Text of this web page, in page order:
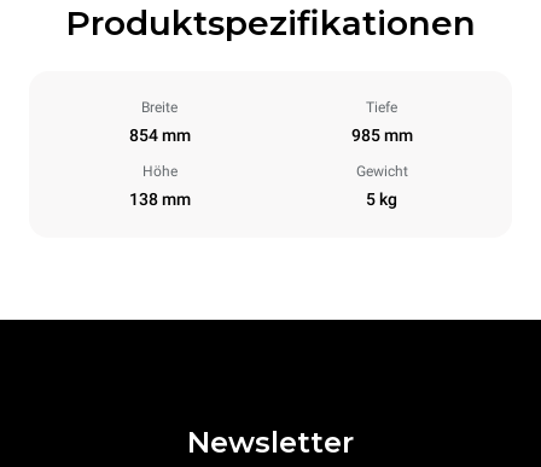
Produktspezifikationen
Breite
854 mm
Tiefe
985 mm
Höhe
138 mm
Gewicht
5 kg
Newsletter